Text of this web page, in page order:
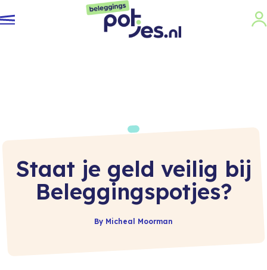
Staat je geld veilig bij
Beleggingspotjes?
By Micheal Moorman